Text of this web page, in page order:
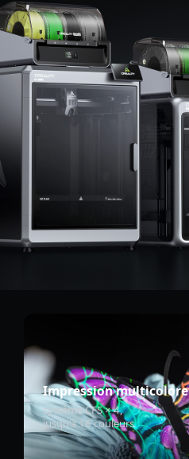
Impression multicolore
système CFS × 4,
jusqu'à 16 couleurs